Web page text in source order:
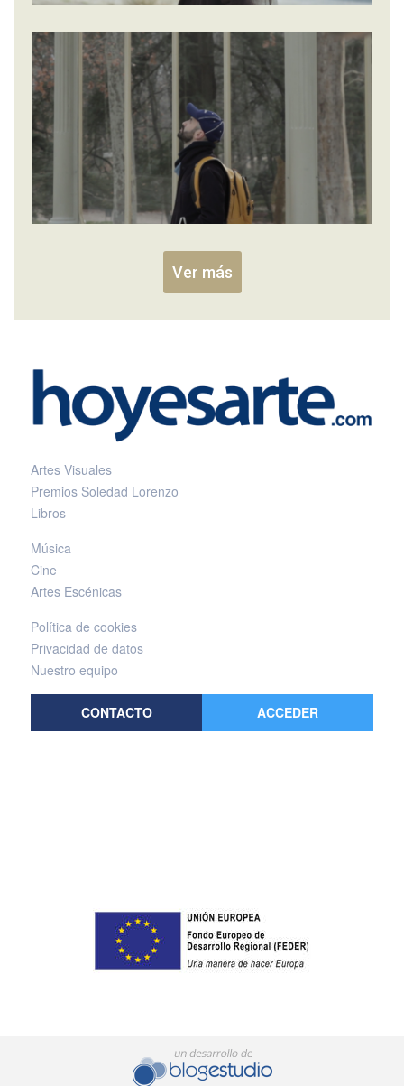
Ver más
Artes Visuales
Premios Soledad Lorenzo
Libros
Música
Cine
Artes Escénicas
Política de cookies
Privacidad de datos
Nuestro equipo
CONTACTO ACCEDER